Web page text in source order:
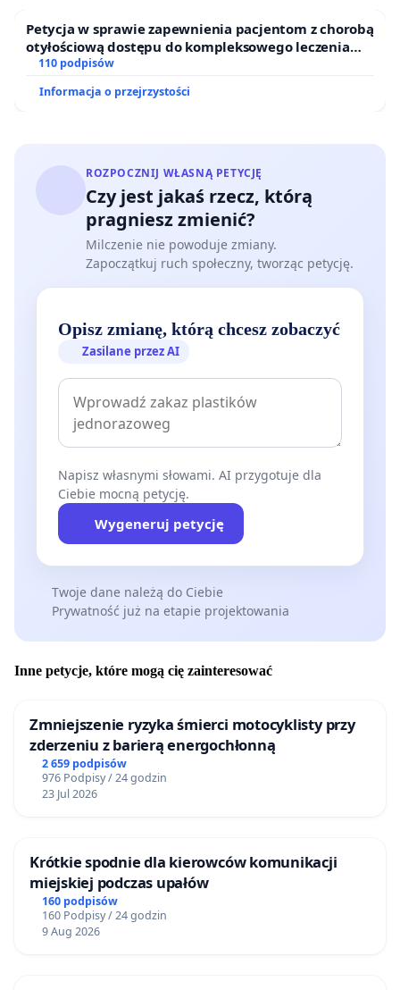
Petycja w sprawie zapewnienia pacjentom z chorobą
otyłościową dostępu do kompleksowego leczenia
oraz programów profilaktycznych.
110 podpisów
Informacja o przejrzystości
ROZPOCZNIJ WŁASNĄ PETYCJĘ
Czy jest jakaś rzecz, którą
pragniesz zmienić?
Milczenie nie powoduje zmiany.
Zapoczątkuj ruch społeczny, tworząc petycję.
Opisz zmianę, którą chcesz zobaczyć
Zasilane przez AI
Napisz własnymi słowami. AI przygotuje dla
Ciebie mocną petycję.
Wygeneruj petycję
Twoje dane należą do Ciebie
Prywatność już na etapie projektowania
Inne petycje, które mogą cię zainteresować
Zmniejszenie ryzyka śmierci motocyklisty przy
zderzeniu z barierą energochłonną
2 659 podpisów
976 Podpisy / 24 godzin
23 Jul 2026
Krótkie spodnie dla kierowców komunikacji
miejskiej podczas upałów
160 podpisów
160 Podpisy / 24 godzin
9 Aug 2026